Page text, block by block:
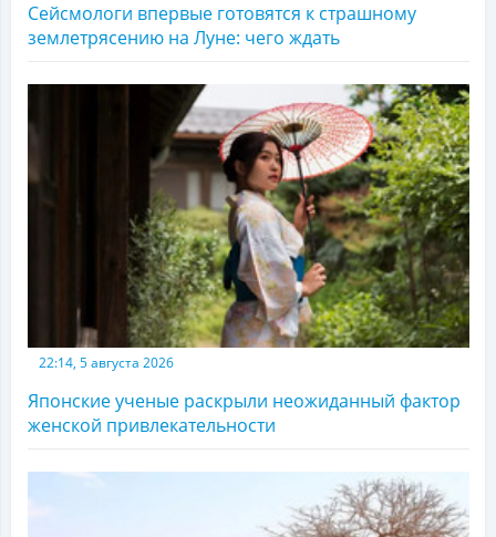
Сейсмологи впервые готовятся к страшному
землетрясению на Луне: чего ждать
22:14, 5 августа 2026
Японские ученые раскрыли неожиданный фактор
женской привлекательности